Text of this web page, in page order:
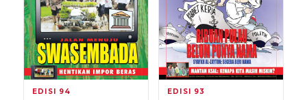
EDISI 94 EDISI 93